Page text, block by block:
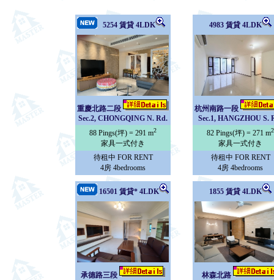
5254 賃貸 4LDK
重慶北路二段
Sec.2, CHONGQING N. Rd.
88 Pings(坪) = 291 m2
家具一式付き
待租中 FOR RENT
4房 4bedrooms
4983 賃貸 4LDK
杭州南路一段
Sec.1, HANGZHOU S.
82 Pings(坪) = 271 m2
家具一式付き
待租中 FOR RENT
4房 4bedrooms
16501 賃貸* 4LDK
承德路三段
1855 賃貸 4LDK
林森北路